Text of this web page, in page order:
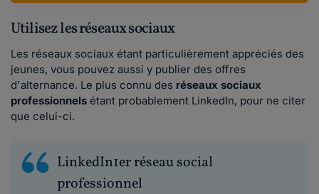
Utilisez les réseaux sociaux
Les réseaux sociaux étant particulièrement appréciés des
jeunes, vous pouvez aussi y publier des offres
d'alternance. Le plus connu des réseaux sociaux
professionnels étant probablement LinkedIn, pour ne citer
que celui-ci.
LinkedIn1er réseau social
professionnel